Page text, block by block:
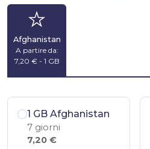
Afghanistan
A partire da:
7,20 € - 1 GB
1 GB Afghanistan
7 giorni
7,20 €